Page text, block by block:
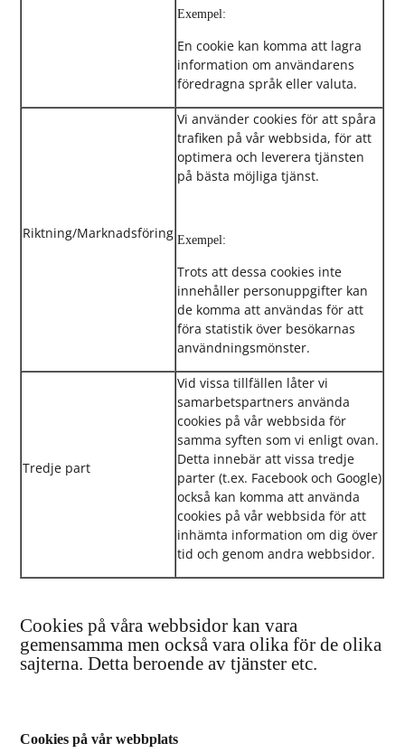
Exempel:
En cookie kan komma att lagra
information om användarens
föredragna språk eller valuta.
Riktning/Marknadsföring
Vi använder cookies för att spåra
trafiken på vår webbsida, för att
optimera och leverera tjänsten
på bästa möjliga tjänst.
Exempel:
Trots att dessa cookies inte
innehåller personuppgifter kan
de komma att användas för att
föra statistik över besökarnas
användningsmönster.
Tredje part
Vid vissa tillfällen låter vi
samarbetspartners använda
cookies på vår webbsida för
samma syften som vi enligt ovan.
Detta innebär att vissa tredje
parter (t.ex. Facebook och Google)
också kan komma att använda
cookies på vår webbsida för att
inhämta information om dig över
tid och genom andra webbsidor.
Cookies på våra webbsidor kan vara
gemensamma men också vara olika för de olika
sajterna. Detta beroende av tjänster etc.
Cookies på vår webbplats